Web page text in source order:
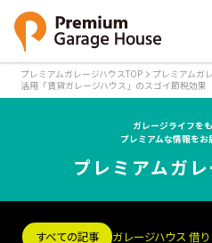
プレミアムガレージハウスTOP プレミアムガ
活用「賃貸ガレージハウス」のスゴイ節税効果
ガレージライフを
プレミアムな情報を
プレミアムガ
すべての記事 ガレージハウス 借